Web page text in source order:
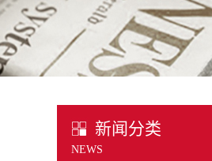
新闻分类
NEWS